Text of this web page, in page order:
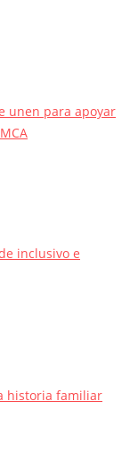
unen para apoyar
inclusivo e
historia familiar